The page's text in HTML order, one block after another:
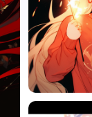
一一